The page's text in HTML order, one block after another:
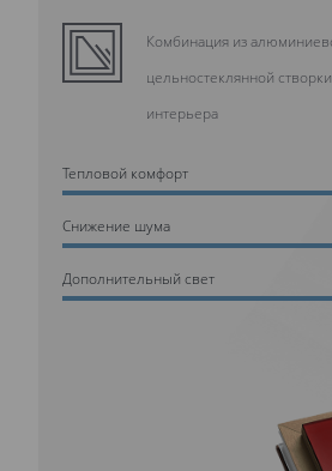
Комбинация из
цельностеклянной
интерьера
Тепловой комфорт
Cнижение шума
Дополнительный свет